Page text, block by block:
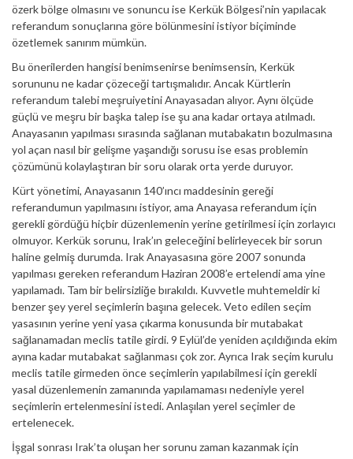
özerk bölge olmasını ve sonuncu ise Kerkük Bölgesi’nin yapılacak
referandum sonuçlarına göre bölünmesini istiyor biçiminde
özetlemek sanırım mümkün.
Bu önerilerden hangisi benimsenirse benimsensin, Kerkük
sorununu ne kadar çözeceği tartışmalıdır. Ancak Kürtlerin
referandum talebi meşruiyetini Anayasadan alıyor. Aynı ölçüde
güçlü ve meşru bir başka talep ise şu ana kadar ortaya atılmadı.
Anayasanın yapılması sırasında sağlanan mutabakatın bozulmasına
yol açan nasıl bir gelişme yaşandığı sorusu ise esas problemin
çözümünü kolaylaştıran bir soru olarak orta yerde duruyor.
Kürt yönetimi, Anayasanın 140’ıncı maddesinin gereği
referandumun yapılmasını istiyor, ama Anayasa referandum için
gerekli gördüğü hiçbir düzenlemenin yerine getirilmesi için zorlayıcı
olmuyor. Kerkük sorunu, Irak’ın geleceğini belirleyecek bir sorun
haline gelmiş durumda. Irak Anayasasına göre 2007 sonunda
yapılması gereken referandum Haziran 2008’e ertelendi ama yine
yapılamadı. Tam bir belirsizliğe bırakıldı. Kuvvetle muhtemeldir ki
benzer şey yerel seçimlerin başına gelecek. Veto edilen seçim
yasasının yerine yeni yasa çıkarma konusunda bir mutabakat
sağlanamadan meclis tatile girdi. 9 Eylül’de yeniden açıldığında ekim
ayına kadar mutabakat sağlanması çok zor. Ayrıca Irak seçim kurulu
meclis tatile girmeden önce seçimlerin yapılabilmesi için gerekli
yasal düzenlemenin zamanında yapılamaması nedeniyle yerel
seçimlerin ertelenmesini istedi. Anlaşılan yerel seçimler de
ertelenecek.
İşgal sonrası Irak’ta oluşan her sorunu zaman kazanmak için